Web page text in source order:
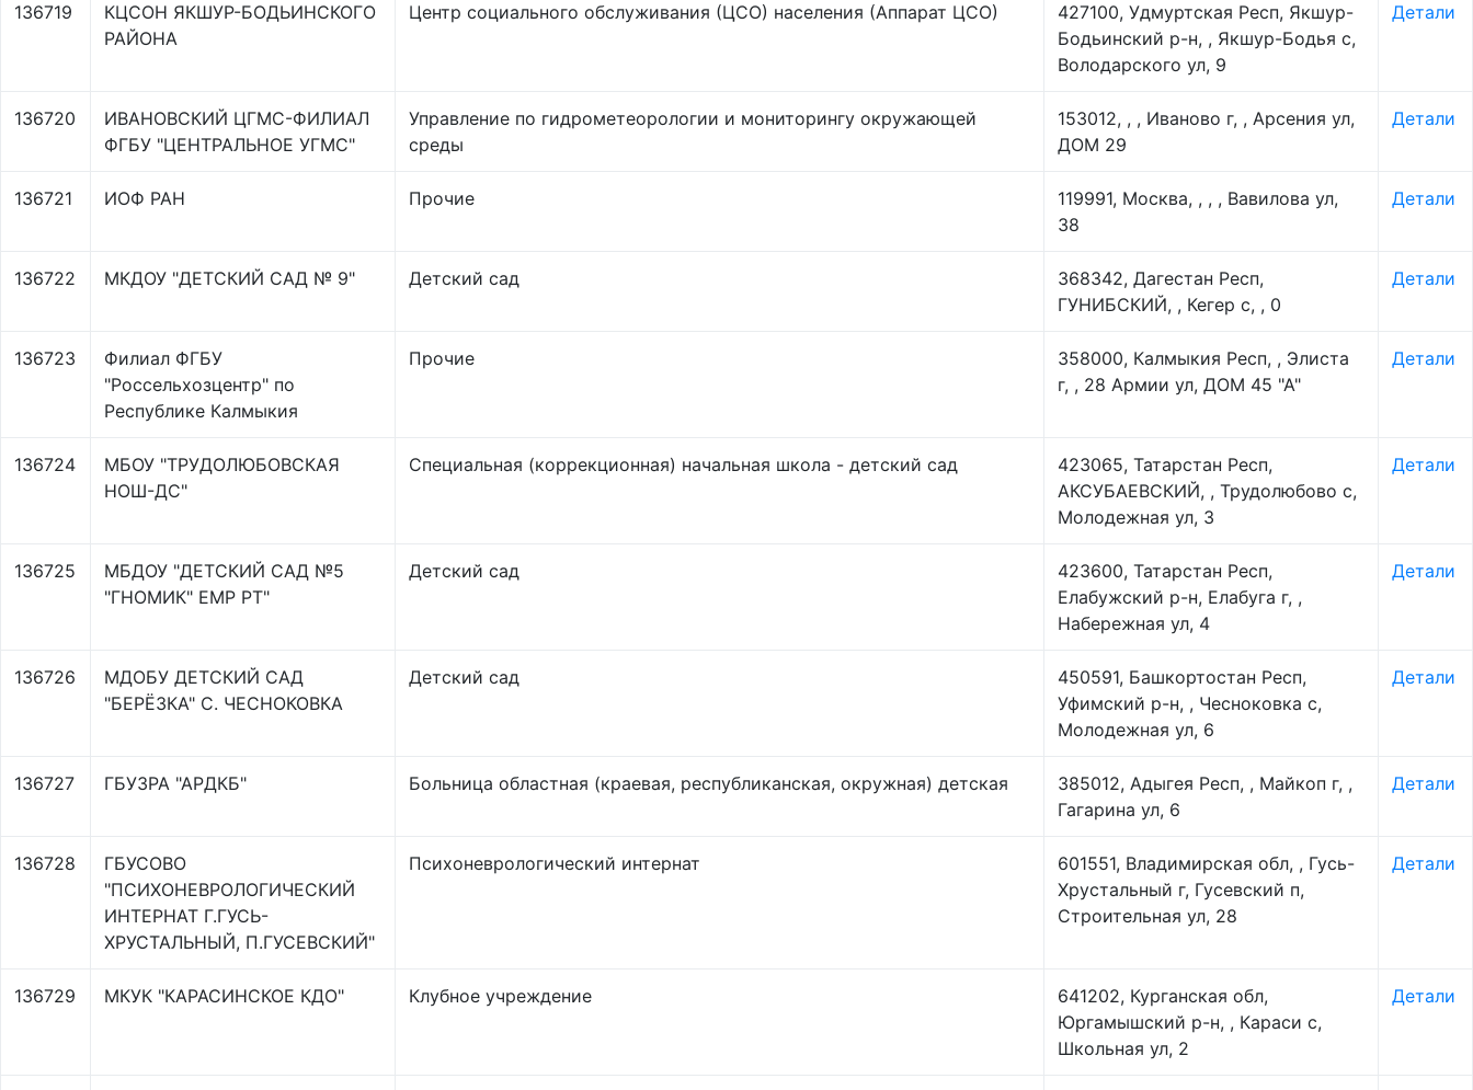
136719
КЦСОН ЯКШУР-БОДЬИНСКОГО
РАЙОНА
Центр социального обслуживания (ЦСО) населения (Аппарат ЦСО)
427100, Удмуртская Респ, Якшур-
Бодьинский р-н, , Якшур-Бодья с,
Володарского ул, 9
Детали
136720
ИВАНОВСКИЙ ЦГМС-ФИЛИАЛ
ФГБУ "ЦЕНТРАЛЬНОЕ УГМС"
Управление по гидрометеорологии и мониторингу окружающей
среды
153012, , , Иваново г, , Арсения ул,
ДОМ 29
Детали
136721 ИОФ РАН Прочие
119991, Москва, , , , Вавилова ул,
38
Детали
136722 МКДОУ "ДЕТСКИЙ САД № 9" Детский сад
368342, Дагестан Респ,
ГУНИБСКИЙ, , Кегер с, , 0
Детали
136723
Филиал ФГБУ
"Россельхозцентр" по
Республике Калмыкия
Прочие
358000, Калмыкия Респ, , Элиста
г, , 28 Армии ул, ДОМ 45 "А"
Детали
136724
МБОУ "ТРУДОЛЮБОВСКАЯ
НОШ-ДС"
Специальная (коррекционная) начальная школа - детский сад
423065, Татарстан Респ,
АКСУБАЕВСКИЙ, , Трудолюбово с,
Молодежная ул, 3
Детали
136725
МБДОУ "ДЕТСКИЙ САД №5
"ГНОМИК" ЕМР РТ"
Детский сад
423600, Татарстан Респ,
Елабужский р-н, Елабуга г, ,
Набережная ул, 4
Детали
136726
МДОБУ ДЕТСКИЙ САД
"БЕРЁЗКА" С. ЧЕСНОКОВКА
Детский сад
450591, Башкортостан Респ,
Уфимский р-н, , Чесноковка с,
Молодежная ул, 6
Детали
136727 ГБУЗРА "АРДКБ" Больница областная (краевая, республиканская, окружная) детская
385012, Адыгея Респ, , Майкоп г, ,
Гагарина ул, 6
Детали
136728
ГБУСОВО
"ПСИХОНЕВРОЛОГИЧЕСКИЙ
ИНТЕРНАТ Г.ГУСЬ-
ХРУСТАЛЬНЫЙ, П.ГУСЕВСКИЙ"
Психоневрологический интернат
601551, Владимирская обл, , Гусь-
Хрустальный г, Гусевский п,
Строительная ул, 28
Детали
136729 МКУК "КАРАСИНСКОЕ КДО" Клубное учреждение
641202, Курганская обл,
Юргамышский р-н, , Караси с,
Школьная ул, 2
Детали